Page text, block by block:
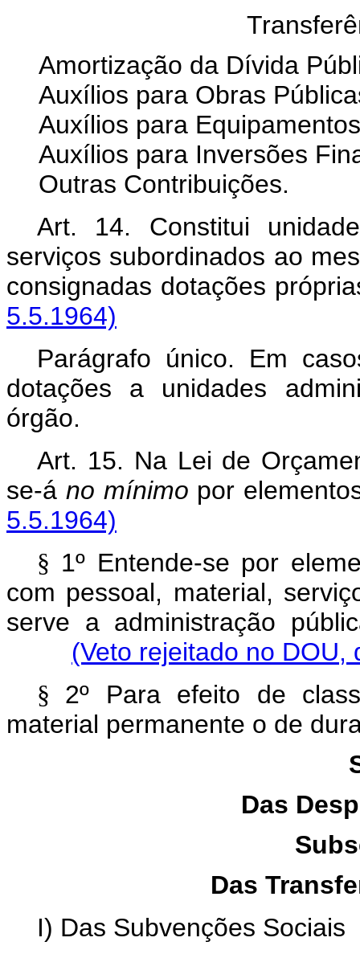
Amortização da Dívida
Auxílios para Obras
Auxílios para
Auxílios para Inversões
Outras Contribuições.
Art. 14. Constitui
serviços subordinados ao
consignadas dotações
5.5.1964)
Parágrafo único. Em
dotações a unidades
órgão.
Art. 15. Na Lei de
se-á no mínimo por
5.5.1964)
§ 1º Entende-se por
com pessoal, material,
serve a administração
(Veto rejeitado no
§ 2º Para efeito de
material permanente o de
Das
Das
I) Das Subvenções Sociais